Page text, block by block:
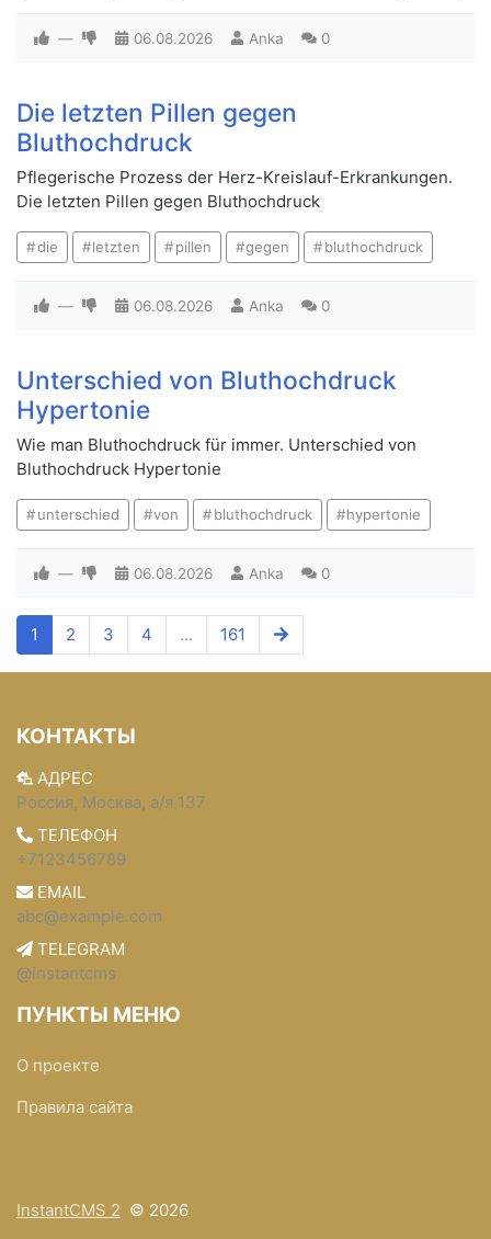
— 06.08.2026 Anka 0
Die letzten Pillen gegen
Bluthochdruck
Pflegerische Prozess der Herz-Kreislauf-Erkrankungen.
Die letzten Pillen gegen Bluthochdruck
die letzten pillen gegen bluthochdruck
— 06.08.2026 Anka 0
Unterschied von Bluthochdruck
Hypertonie
Wie man Bluthochdruck für immer. Unterschied von
Bluthochdruck Hypertonie
unterschied von bluthochdruck hypertonie
— 06.08.2026 Anka 0
1 2 3 4 ... 161
КОНТАКТЫ
АДРЕС
Россия, Москва, а/я 137
ТЕЛЕФОН
+7123456789
EMAIL
abc@example.com
TELEGRAM
@instantcms
ПУНКТЫ МЕНЮ
О проекте
Правила сайта
InstantCMS 2 © 2026